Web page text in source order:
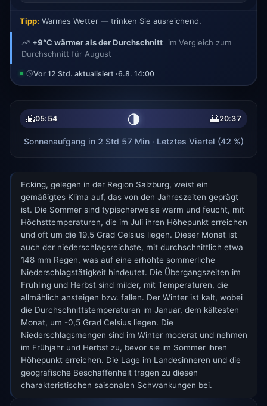
Tipp: Warmes Wetter — trinken Sie ausreichend.
+9°C wärmer als der Durchschnitt
im Vergleich zum
Durchschnitt für August
Vor 12 Std. aktualisiert ·6.8. 14:00
🌇05:54 🌗 🌅20:37
Sonnenaufgang in 2 Std 57 Min · Letztes Viertel (42 %)
Ecking, gelegen in der Region Salzburg, weist ein
gemäßigtes Klima auf, das von den Jahreszeiten geprägt
ist. Die Sommer sind typischerweise warm und feucht, mit
Höchsttemperaturen, die im Juli ihren Höhepunkt erreichen
und oft um die 19,5 Grad Celsius liegen. Dieser Monat ist
auch der niederschlagsreichste, mit durchschnittlich etwa
148 mm Regen, was auf eine erhöhte sommerliche
Niederschlagstätigkeit hindeutet. Die Übergangszeiten im
Frühling und Herbst sind milder, mit Temperaturen, die
allmählich ansteigen bzw. fallen. Der Winter ist kalt, wobei
die Durchschnittstemperaturen im Januar, dem kältesten
Monat, um -0,5 Grad Celsius liegen. Die
Niederschlagsmengen sind im Winter moderat und nehmen
im Frühjahr und Herbst zu, bevor sie im Sommer ihren
Höhepunkt erreichen. Die Lage im Landesinneren und die
geografische Beschaffenheit tragen zu diesen
charakteristischen saisonalen Schwankungen bei.